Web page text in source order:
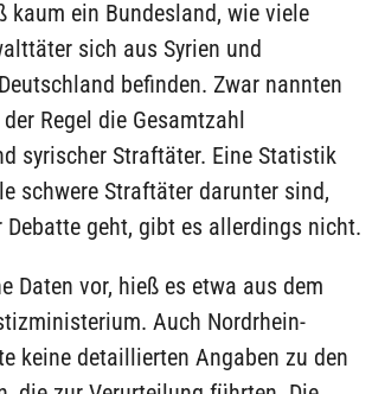
kaum ein Bundesland, wie viele
sich aus Syrien und
befinden. Zwar nannten
Regel die Gesamtzahl
syrischer Straftäter. Eine Statistik
schwere Straftäter darunter sind,
Debatte geht, gibt es allerdings nicht.
Daten vor, hieß es etwa aus dem
Auch Nordrhein-
keine detaillierten Angaben zu den